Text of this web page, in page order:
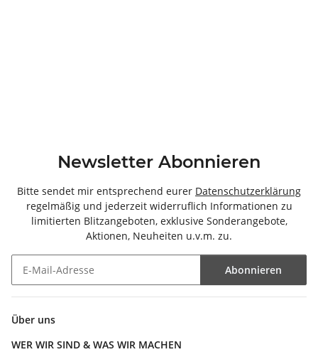
Newsletter Abonnieren
Bitte sendet mir entsprechend eurer Datenschutzerklärung
regelmäßig und jederzeit widerruflich Informationen zu
limitierten Blitzangeboten, exklusive Sonderangebote,
Aktionen, Neuheiten u.v.m. zu.
Abonnieren
Über uns
WER WIR SIND & WAS WIR MACHEN